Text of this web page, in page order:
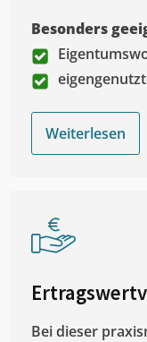
Besonders
Weiterlesen
Bei dieser